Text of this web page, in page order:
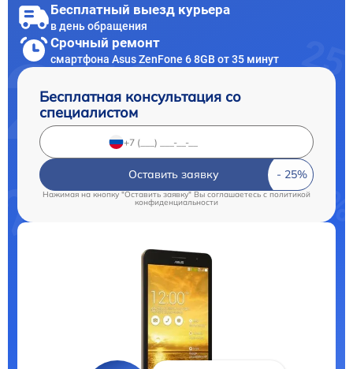
Бесплатный выезд курьера
в день обращения
Срочный ремонт
смартфона Asus ZenFone 6 8GB от 35 минут
Бесплатная консультация со
специалистом
Оставить заявку
Нажимая на кнопку "Оставить заявку" Вы соглашаетесь c политикой
конфиденциальности